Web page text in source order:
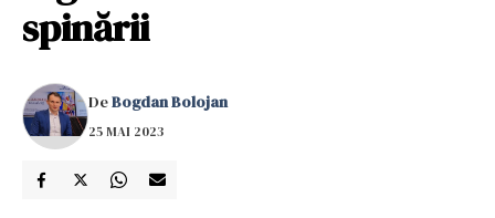
spinării
DeBogdan Bolojan
25 MAI 2023